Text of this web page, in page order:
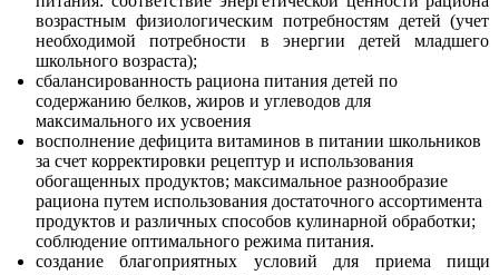
возрастным физиологическим потребностям детей (учет
необходимой потребности в энергии детей младшего
школьного возраста);
сбалансированность рациона питания детей по
содержанию белков, жиров и углеводов для
максимального их усвоения
восполнение дефицита витаминов в питании школьников
за счет корректировки рецептур и использования
обогащенных продуктов; максимальное разнообразие
рациона путем использования достаточного ассортимента
продуктов и различных способов кулинарной обработки;
соблюдение оптимального режима питания.
создание благоприятных условий для приема пищи